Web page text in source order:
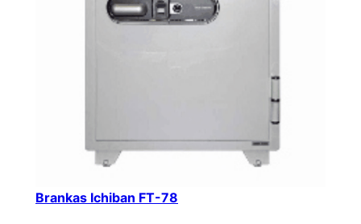
Brankas Ichiban FT-78